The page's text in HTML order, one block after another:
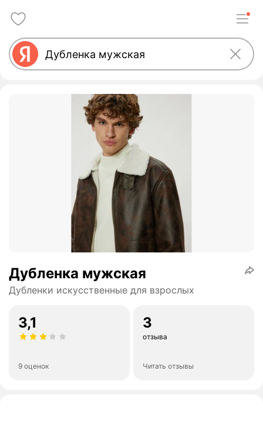
Дубленка мужская
Дубленки искусственные для взрослых
3,1
9 оценок
3
отзыва
Читать отзывы